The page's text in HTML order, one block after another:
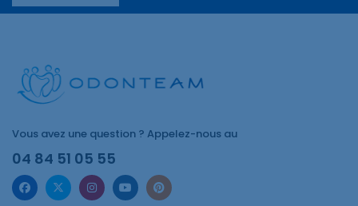
Vous avez une question ? Appelez-nous au
04 84 51 05 55